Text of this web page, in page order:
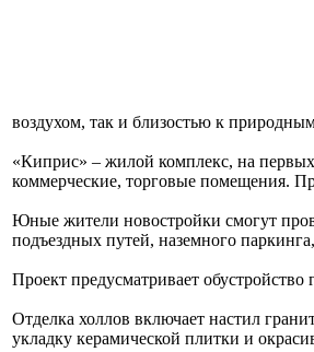
воздухом, так и близостью к
«Киприс» – жилой комплекс, на
коммерческие, торговые помещения.
Юные жители новостройки смогут
подъездных путей, наземного
Проект предусматривает
Отделка холлов включает настил
укладку керамической плитки и